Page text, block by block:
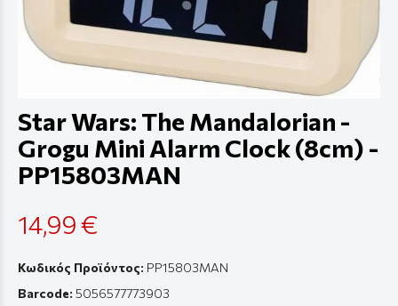
Star Wars: The Mandalorian -
Grogu Mini Alarm Clock (8cm) -
PP15803MAN
14,99 €
Κωδικός Προϊόντος: PP15803MAN
Barcode: 5056577773903